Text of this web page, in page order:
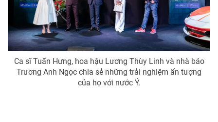
Ca sĩ Tuấn Hưng, hoa hậu Lương Thùy Linh và nhà báo
Trương Anh Ngọc chia sẻ những trải nghiệm ấn tượng
của họ với nước Ý.